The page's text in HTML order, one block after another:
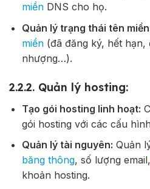
miềnDNS cho họ.
Quản lý trạng thái tên
miền(đã đăng ký, hết hạn,
nhượng…).
2.2.2. Quản lý hosting:
Tạo gói hosting linh hoạt:
gói hosting với các cấu
Quản lý tài nguyên: Quản
băng thông, số lượng email,
khoản hosting.